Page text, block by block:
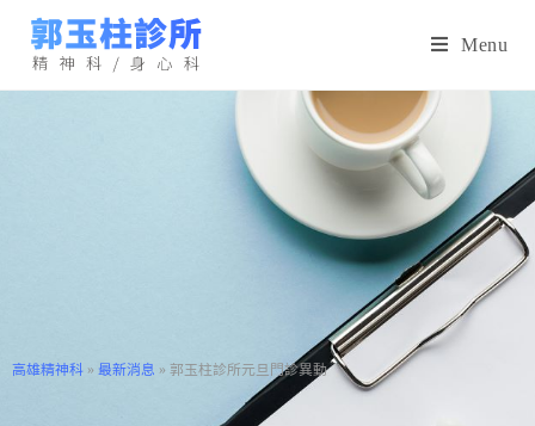
Menu
高雄精神科 » 最新消息 » 郭玉柱診所元旦門診異動